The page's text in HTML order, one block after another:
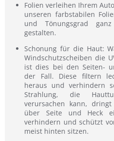
Folien verleihen Ihrem
unseren farbstabilen
und Tönungsgrad
gestalten.
Schonung für die Haut:
Windschutzscheiben die
ist dies bei den Seiten-
der Fall. Diese filtern
heraus und verhindern
Strahlung, die
verursachen kann,
über Seite und Heck
verhindern und schützt
meist hinten sitzen.